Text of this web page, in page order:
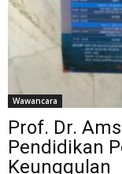
Wawancara
Prof. Dr.
Pendidikan
Keunggulan